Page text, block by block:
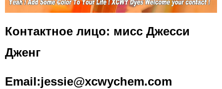
Контактное лицо: мисс Джесси
Дженг
Email:jessie@xcwychem.com